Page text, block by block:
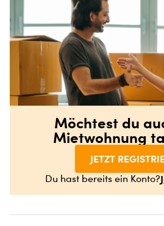
Möchtest du
Mietwohnung
JETZT
Du hast bereits ein Konto?